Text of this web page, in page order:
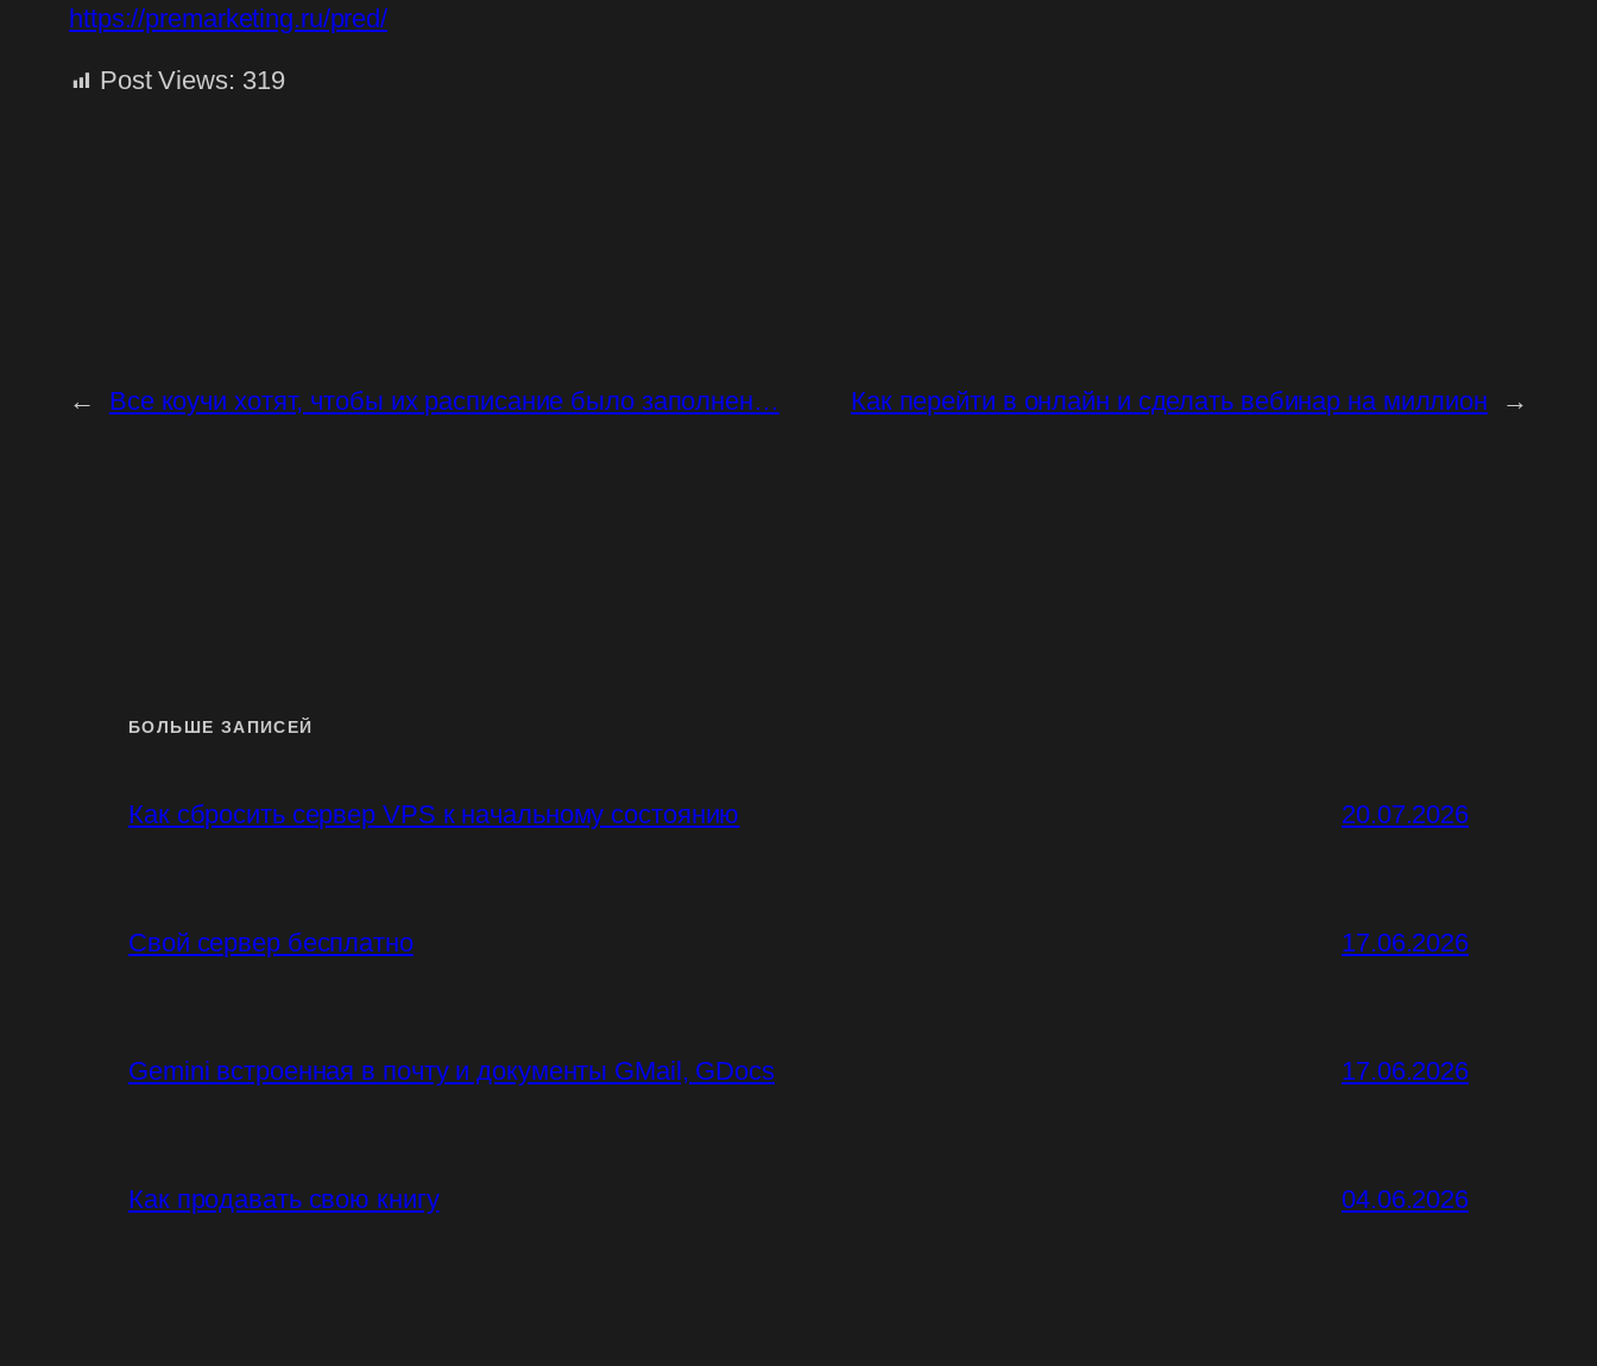
https://premarketing.ru/pred/
Post Views: 319
← Все коучи хотят, чтобы их расписание было заполнен… Как перейти в онлайн и сделать вебинар на миллион →
БОЛЬШЕ ЗАПИСЕЙ
Как сбросить сервер VPS к начальному состоянию 20.07.2026
Свой сервер бесплатно 17.06.2026
Gemini встроенная в почту и документы GMail, GDocs 17.06.2026
Как продавать свою книгу 04.06.2026